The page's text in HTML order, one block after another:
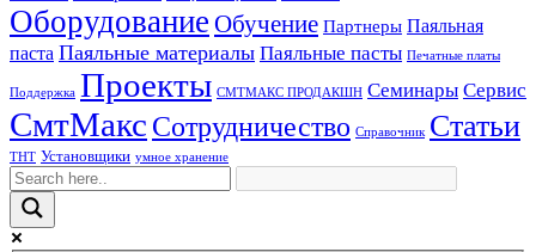
Оборудование Обучение Партнеры Паяльная
паста Паяльные материалы Паяльные пасты Печатные платы
Поддержка Проекты СМТМАКС ПРОДАКШН Семинары Сервис
СмтМакс Сотрудничество Справочник Статьи
ТНТ Установщики умное хранение